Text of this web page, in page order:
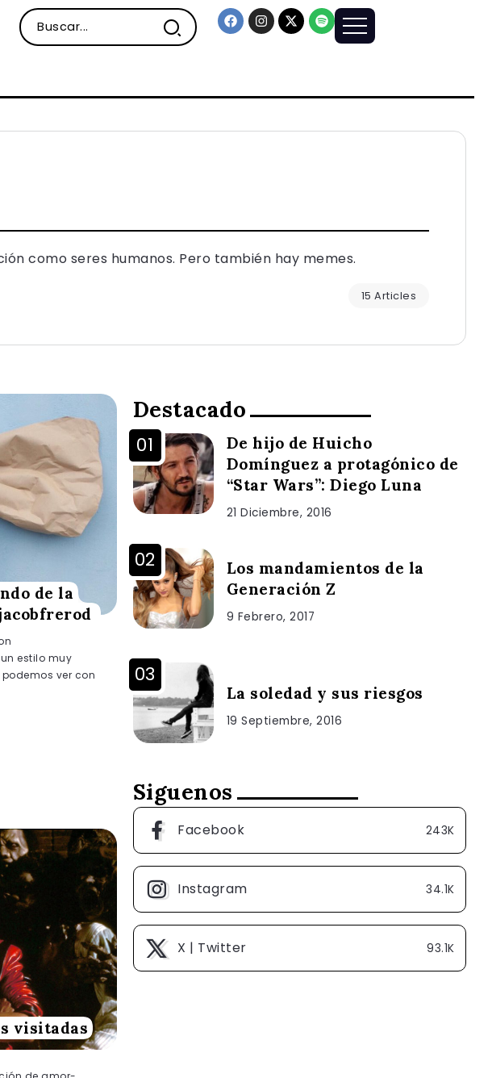
como seres humanos. Pero también hay memes.
15 Articles
de la
estilo muy
ver con
visitadas
Destacado
De hijo de Huicho
Domínguez a protagónico de
“Star Wars”: Diego Luna
21 Diciembre, 2016
Los mandamientos de la
Generación Z
9 Febrero, 2017
La soledad y sus riesgos
19 Septiembre, 2016
Siguenos
Facebook 243K
Instagram 34.1K
X | Twitter 93.1K